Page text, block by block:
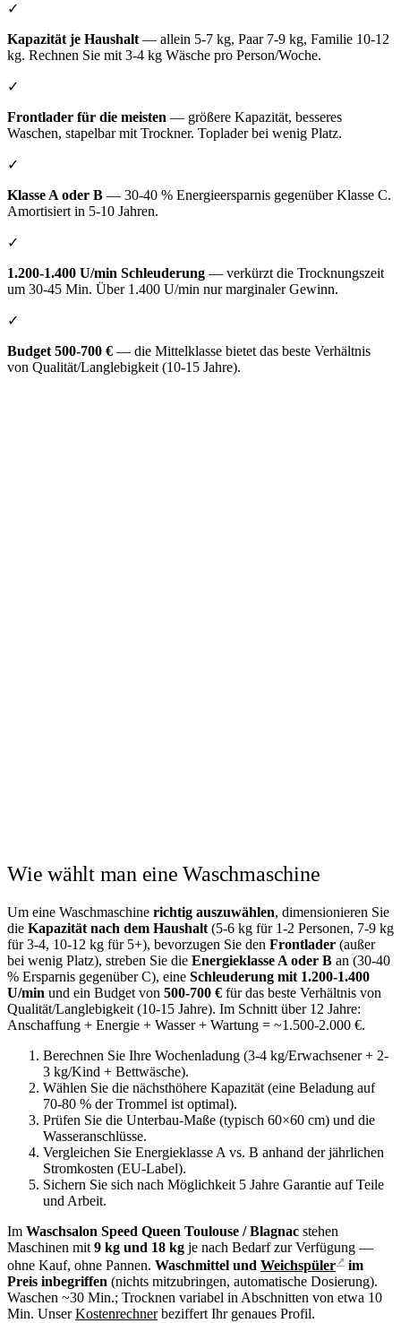
✓
Kapazität je Haushalt — allein 5-7 kg, Paar 7-9 kg, Familie 10-12
kg. Rechnen Sie mit 3-4 kg Wäsche pro Person/Woche.
✓
Frontlader für die meisten — größere Kapazität, besseres
Waschen, stapelbar mit Trockner. Toplader bei wenig Platz.
✓
Klasse A oder B — 30-40 % Energieersparnis gegenüber Klasse C.
Amortisiert in 5-10 Jahren.
✓
1.200-1.400 U/min Schleuderung — verkürzt die Trocknungszeit
um 30-45 Min. Über 1.400 U/min nur marginaler Gewinn.
✓
Budget 500-700 € — die Mittelklasse bietet das beste Verhältnis
von Qualität/Langlebigkeit (10-15 Jahre).
Wie wählt man eine Waschmaschine
Um eine Waschmaschine richtig auszuwählen, dimensionieren Sie
die Kapazität nach dem Haushalt (5-6 kg für 1-2 Personen, 7-9 kg
für 3-4, 10-12 kg für 5+), bevorzugen Sie den Frontlader (außer
bei wenig Platz), streben Sie die Energieklasse A oder B an (30-40
% Ersparnis gegenüber C), eine Schleuderung mit 1.200-1.400
U/min und ein Budget von 500-700 € für das beste Verhältnis von
Qualität/Langlebigkeit (10-15 Jahre). Im Schnitt über 12 Jahre:
Anschaffung + Energie + Wasser + Wartung = ~1.500-2.000 €.
Berechnen Sie Ihre Wochenladung (3-4 kg/Erwachsener + 2-
3 kg/Kind + Bettwäsche).
Wählen Sie die nächsthöhere Kapazität (eine Beladung auf
70-80 % der Trommel ist optimal).
Prüfen Sie die Unterbau-Maße (typisch 60×60 cm) und die
Wasseranschlüsse.
Vergleichen Sie Energieklasse A vs. B anhand der jährlichen
Stromkosten (EU-Label).
Sichern Sie sich nach Möglichkeit 5 Jahre Garantie auf Teile
und Arbeit.
Im Waschsalon Speed Queen Toulouse / Blagnac stehen
Maschinen mit 9 kg und 18 kg je nach Bedarf zur Verfügung —
ohne Kauf, ohne Pannen. Waschmittel und Weichspüler ↗ im
Preis inbegriffen (nichts mitzubringen, automatische Dosierung).
Waschen ~30 Min.; Trocknen variabel in Abschnitten von etwa 10
Min. UnserKostenrechnerbeziffert Ihr genaues Profil.